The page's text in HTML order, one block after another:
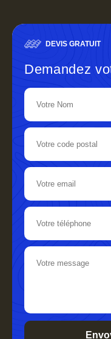
DEVIS GRATUIT
Demandez